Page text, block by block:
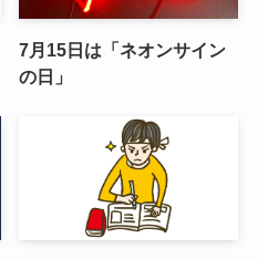
7月15日は「ネオンサイン
の日」